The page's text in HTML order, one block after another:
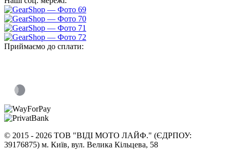
Приймаємо до сплати:
© 2015 - 2026 ТОВ "ВІДІ МОТО ЛАЙФ." (ЄДРПОУ:
39176875) м. Київ, вул. Велика Кільцева, 58